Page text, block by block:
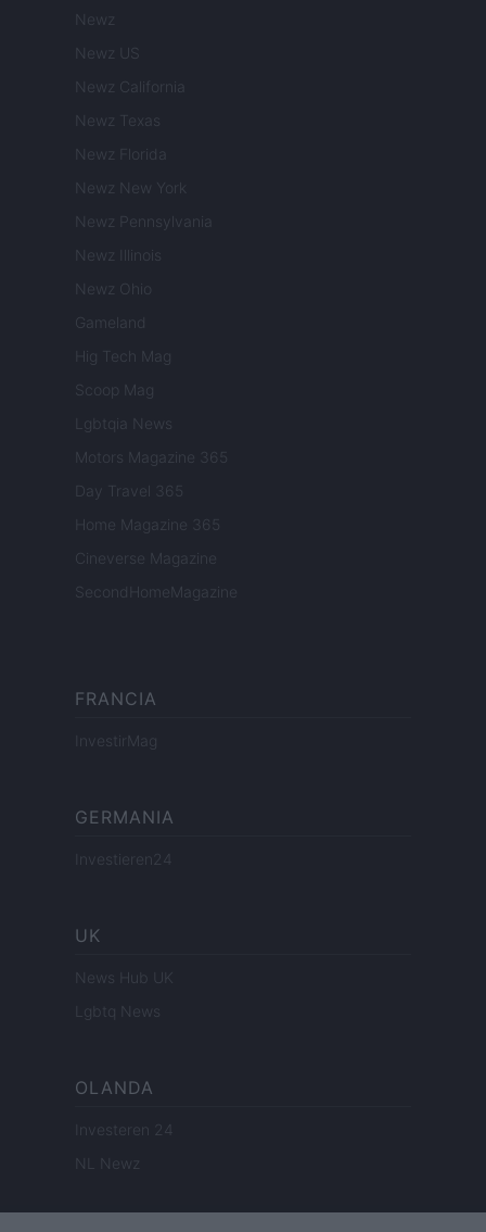
Newz
Newz US
Newz California
Newz Texas
Newz Florida
Newz New York
Newz Pennsylvania
Newz Illinois
Newz Ohio
Gameland
Hig Tech Mag
Scoop Mag
Lgbtqia News
Motors Magazine 365
Day Travel 365
Home Magazine 365
Cineverse Magazine
SecondHomeMagazine
FRANCIA
InvestirMag
GERMANIA
Investieren24
UK
News Hub UK
Lgbtq News
OLANDA
Investeren 24
NL Newz